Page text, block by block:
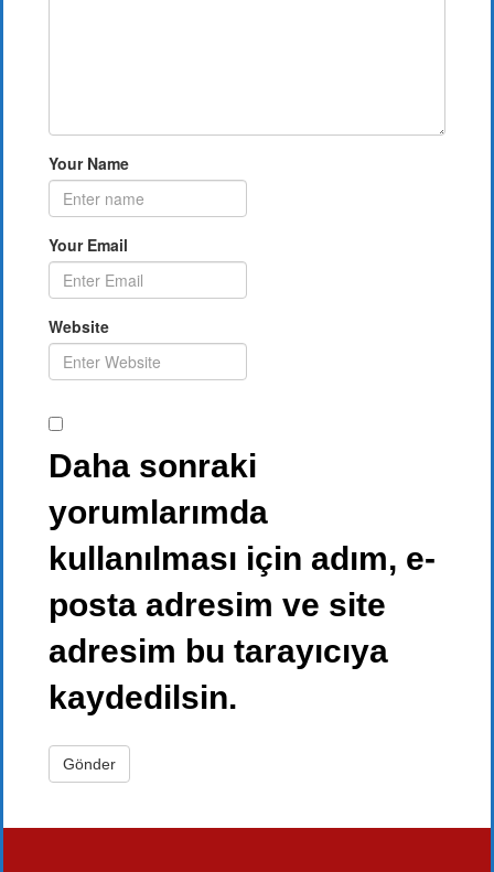
Your Name
Your Email
Website
Daha sonraki
yorumlarımda
kullanılması için adım, e-
posta adresim ve site
adresim bu tarayıcıya
kaydedilsin.